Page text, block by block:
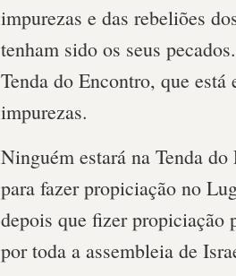
impu­rezas e das rebeliões
tenham sido os seus
Tenda do Encontro, que está
impurezas.
Ninguém estará na Tenda
para fazer propiciação no
depois que fizer propiciação
por toda a as­sembleia de